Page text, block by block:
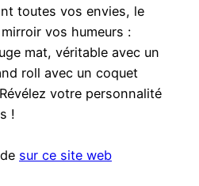
toutes vos envies, le
vos humeurs :
mat, véritable avec un
roll avec un coquet
votre personnalité
!
sur ce site web